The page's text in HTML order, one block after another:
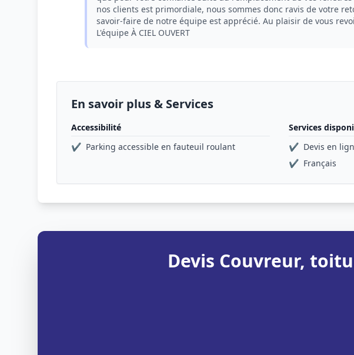
nos clients est primordiale, nous sommes donc ravis de votre
savoir-faire de notre équipe est apprécié. Au plaisir de vous
L'équipe À CIEL OUVERT
En savoir plus & Services
Accessibilité
✔ Parking accessible en fauteuil roulant
Services
✔ Devis en
✔ Français
Devis Couvreur,